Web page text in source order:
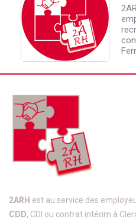
2ARH est au service des
CDD, CDI ou contrat intérim à